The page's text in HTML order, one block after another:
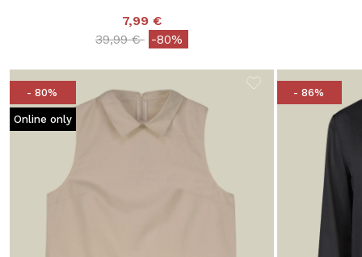
7,99 €
Price reduced from
39,99 €to-80%
- 80%
Online only
- 86%